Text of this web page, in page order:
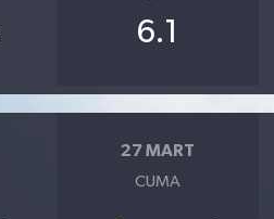
6.1
27 MART
CUMA